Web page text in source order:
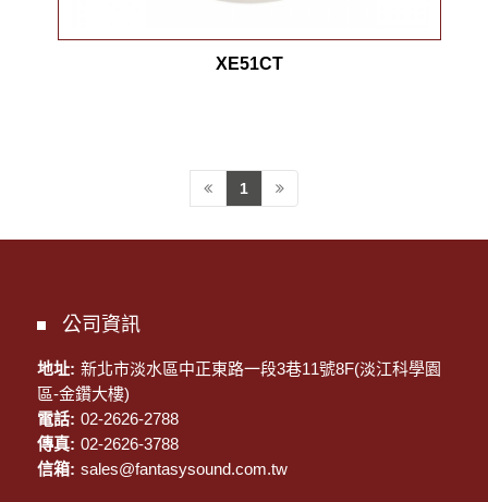
XE51CT
1
公司資訊
地址: 新北市淡水區中正東路一段3巷11號8F(淡江科學園
區-金鑽大樓)
電話: 02-2626-2788
傳真: 02-2626-3788
信箱: sales@fantasysound.com.tw